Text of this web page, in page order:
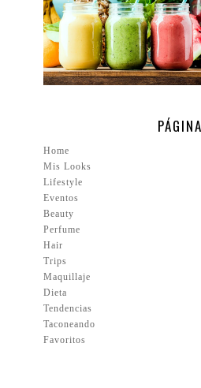
Home
Mis Looks
Lifestyle
Eventos
Beauty
Perfume
Hair
Trips
Maquillaje
Dieta
Tendencias
Taconeando
Favoritos